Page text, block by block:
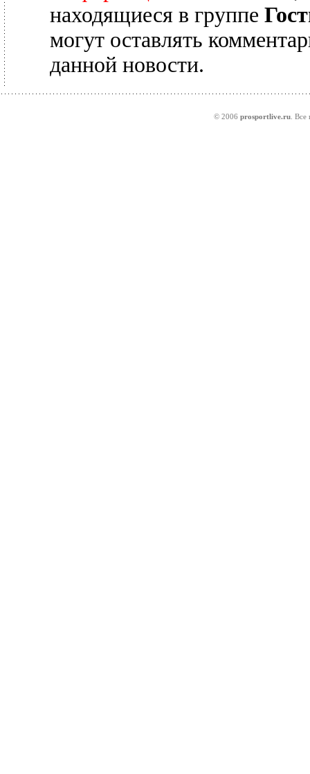
находящиеся в группе
могут оставлять
данной новости.
© 2006prosportlive.ru .